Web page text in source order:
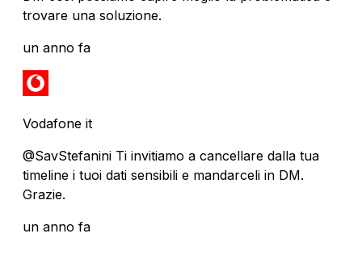
trovare una soluzione.
un anno fa
Vodafone it
@SavStefanini Ti invitiamo a cancellare dalla tua
timeline i tuoi dati sensibili e mandarceli in DM.
Grazie.
un anno fa